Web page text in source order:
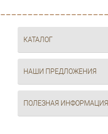
КАТАЛОГ
НАШИ ПРЕДЛОЖЕНИЯ
ПОЛЕЗНАЯ ИНФОРМАЦИЯ